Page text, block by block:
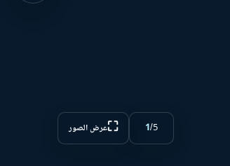
1/5
⛶عرض الصور